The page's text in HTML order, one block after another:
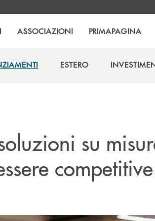
ASSOCIAZIONI PRIMAPAGINA
ESTERO
su
competitive